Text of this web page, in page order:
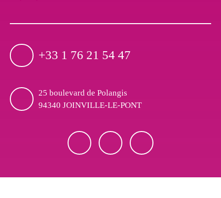
+33 1 76 21 54 47
25 boulevard de Polangis
94340 JOINVILLE-LE-PONT